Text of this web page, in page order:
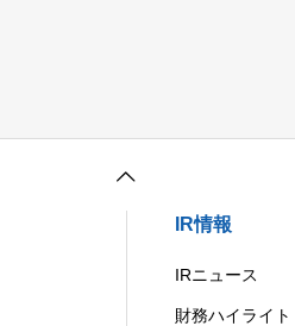
IR情報
IRニュース
財務ハイライト